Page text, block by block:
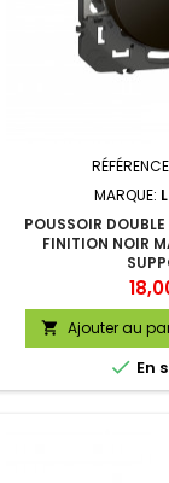
MARQUE:
POUSSOIR
FINITION NOIR
Prix
 Ajouter au
 En